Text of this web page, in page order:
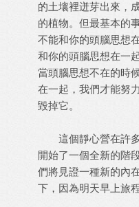
的土壤裡迸芽出來，
的植物。但最基本的
不能和你的頭腦思想
和你的頭腦思想在一
當頭腦思想不在的時
在一起，我們才能努
毀掉它。
這個靜心營在許多
開始了一個全新的階
們將見證一種新的內
下，因為明天早上旅